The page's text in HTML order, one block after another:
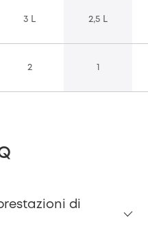
3 L 2,5 L
2
di